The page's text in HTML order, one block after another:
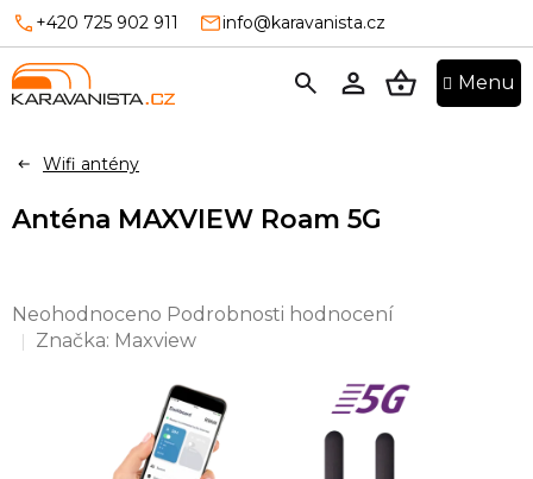
Přejít
obsah
+420 725 902 911 info@karavanista.cz
Wifi antény
Anténa MAXVIEW Roam 5G
Průměrné
hodnocení
Neohodnoceno Podrobnosti hodnocení
Značka: Maxview